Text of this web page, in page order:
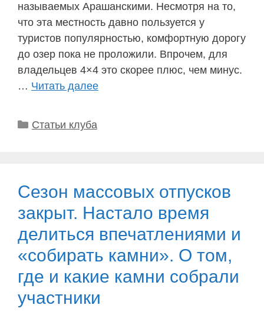
называемых Арашанскими. Несмотря на то,
что эта местность давно пользуется у
туристов популярностью, комфортную дорогу
до озер пока не проложили. Впрочем, для
владельцев 4×4 это скорее плюс, чем минус.
… Читать далее
Рубрики
Статьи клуба
Сезон массовых отпусков
закрыт. Настало время
делиться впечатлениями и
«собирать камни». О том,
где и какие камни собрали
участники